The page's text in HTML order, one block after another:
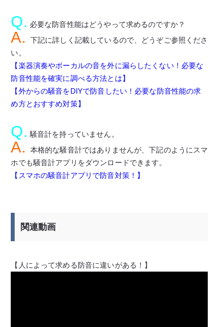
Q. 必要な防音性能はどうやって求めるのですか？
A.
下記に詳しく記載しているので、どうぞご参照くださ
い。
【楽器演奏やボーカルの音を外に漏らしたくない！必要な
防音性能を確実に調べる方法とは】
【外からの騒音をDIYで防音したい！必要な防音性能の求
め方とおすすめ対策】
Q. 騒音計を持っていません。
A.
本格的な騒音計ではありませんが、下記のようにスマ
ホでも騒音計アプリをダウンロードできます。
【スマホの騒音計アプリで防音対策！】
関連動画
【人によって求める防音に違いがある！】